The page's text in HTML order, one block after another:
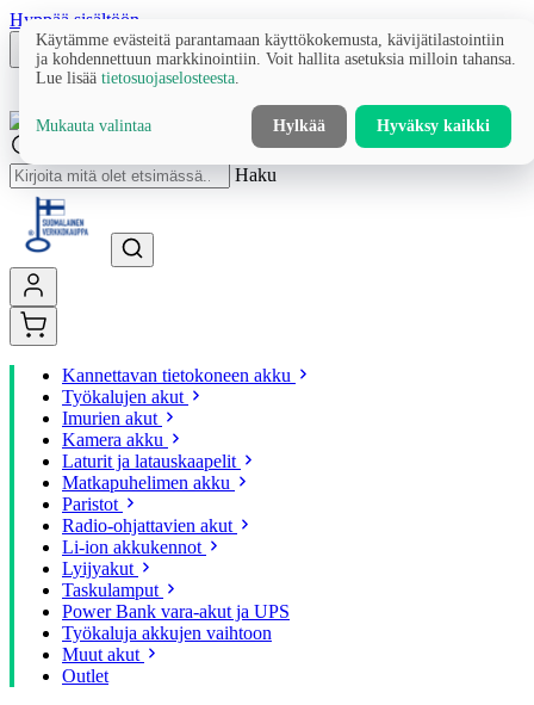
Hyppää sisältöön
Haku
Kannettavan tietokoneen akku
Työkalujen akut
Imurien akut
Kamera akku
Laturit ja latauskaapelit
Matkapuhelimen akku
Paristot
Radio-ohjattavien akut
Li-ion akkukennot
Lyijyakut
Taskulamput
Power Bank vara-akut ja UPS
Työkaluja akkujen vaihtoon
Muut akut
Outlet
Käytämme evästeitä parantamaan käyttökokemusta, kävijätilastointiin
ja kohdennettuun markkinointiin. Voit hallita asetuksia milloin tahansa.
Lue lisää tietosuojaselosteesta
Mukauta valintaa Hylkää Hyväksy kaikki